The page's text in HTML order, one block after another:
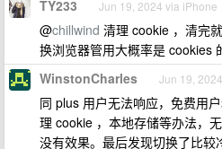
TY233 Jun 19, 2024 via iPhone
@chillwind 清理 cookie ，清完
换浏览器管用大概率是 cookies
WinstonCharles Jun 19, 2024
同 plus 用户无法响应，免费用
理 cookie ，本地存储等办法，
没有效果。最后发现切换了比